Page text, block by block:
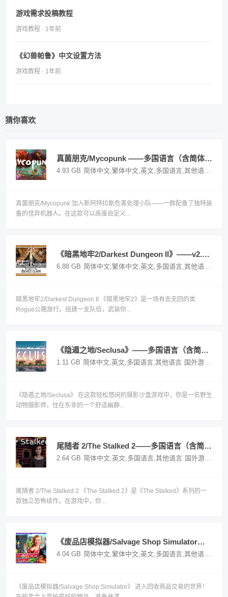
游戏需求投稿教程
游戏教程 · 1年前
《幻兽帕鲁》中文设置方法
游戏教程 · 1年前
猜你喜欢
真菌朋克/Mycopunk ——多国语言（含简体中文）免安装解压即玩版
4.93 GB 简体中文,繁体中文,英文,多国语言,其他语言
真菌朋克/Mycopunk 加入新阿特拉斯危害处理小队——一群配备了独特装
备的怪异机器人。在这款可以高度自定义...
《暗黑地牢2/Darkest Dungeon II》——v2.04.80648多国语言（含简体中文）免安装解压即玩版
6.88 GB 简体中文,繁体中文,英文,多国语言,其他语言
暗黑地牢2/Darkest Dungeon II 《暗黑地牢2》是一场有去无回的类
Rogue公路旅行。组建一支队伍，武装你...
《隐遁之地/Seclusa》——多国语言（含简体中文）免安装解压即玩版
1.11 GB 简体中文,英文,多国语言,其他语言 国外游戏
《隐遁之地/Seclusa》 在这款轻松悠闲的摄影沙盒游戏中，你是一名野生
动物摄影师，住在东非的一个舒适幽静...
尾随者 2/The Stalked 2——多国语言（含简体中文）免安装解压即玩版
2.64 GB 简体中文,英文,多国语言,其他语言 国外游戏
尾随者 2/The Stalked 2 《The Stalked 2》是《The Stalked》系列的一
款独立恐怖续作。在游戏中，你...
《废品店模拟器/Salvage Shop Simulator》——多国语言（含简体中文）免安装解压即玩版
4.04 GB 简体中文,繁体中文,英文,多国语言,其他语言
《废品店模拟器/Salvage Shop Simulator》 进入回收商品交易的世界！